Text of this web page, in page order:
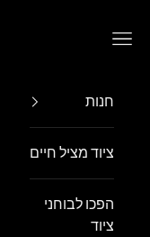
פתח תפריט ניווט
חנות
ציוד מציל חיים
הפכו לבוחני
ציוד